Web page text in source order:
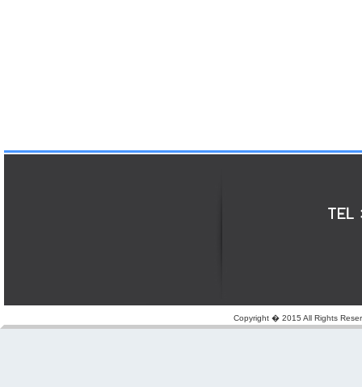
Copyright � 2015 All Rights